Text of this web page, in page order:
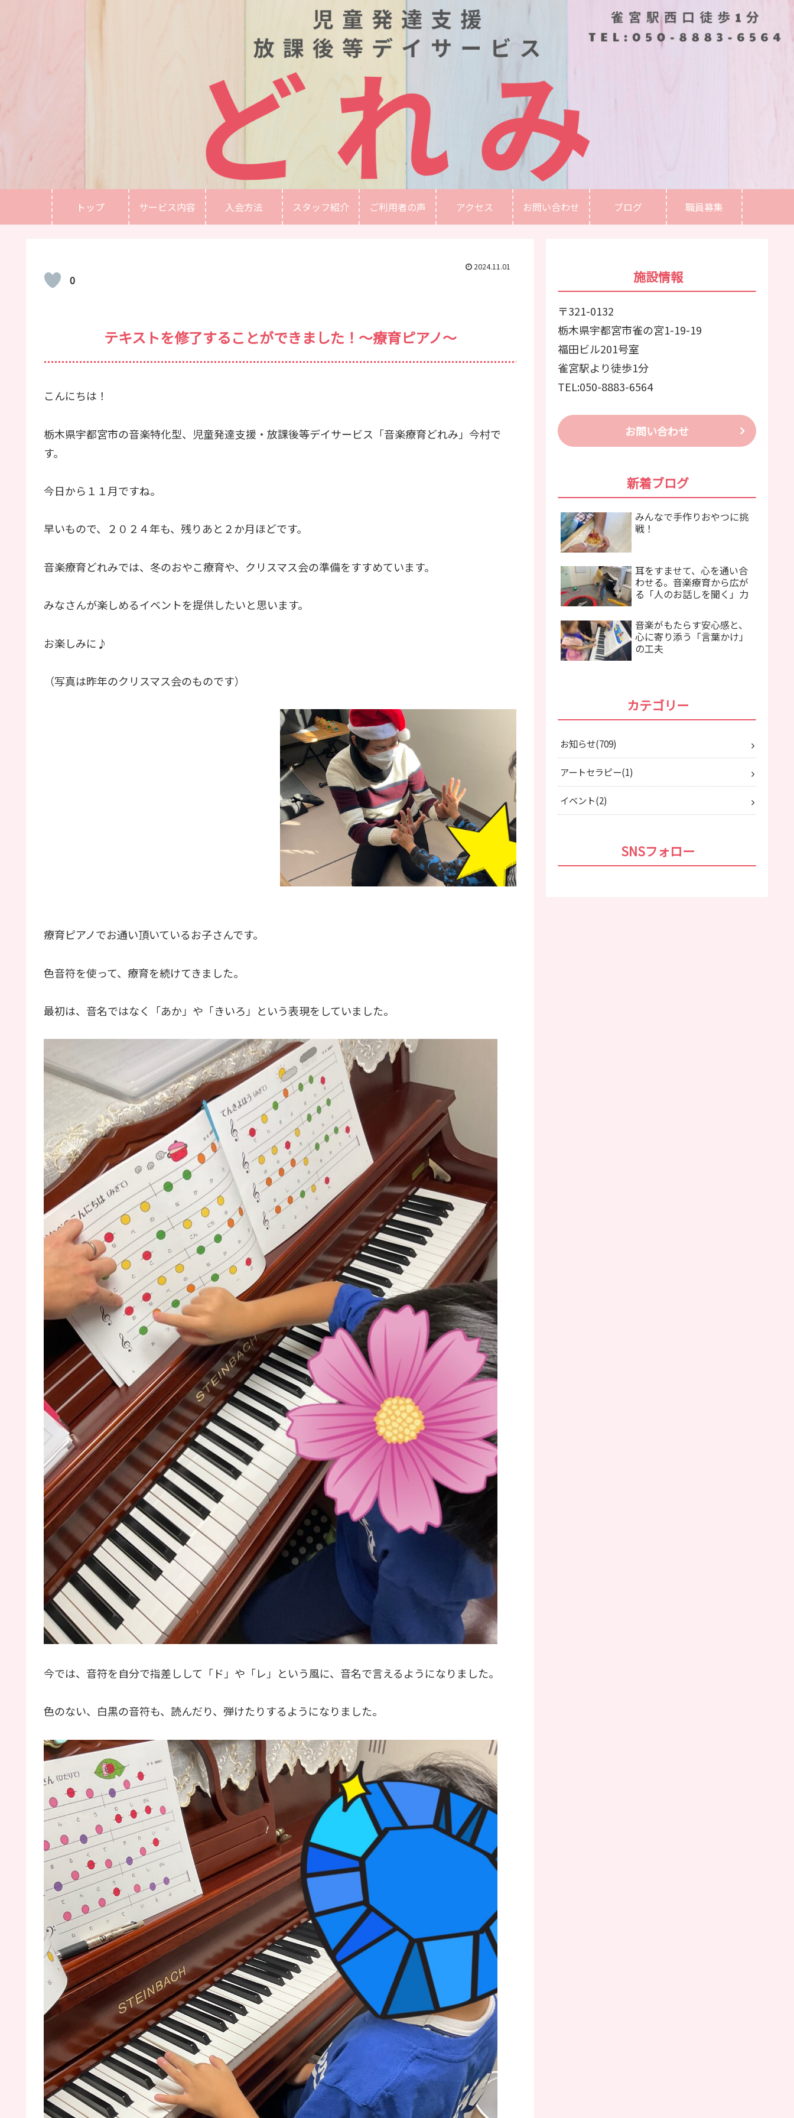
トップ サービス内容 入会方法 スタッフ紹介 ご利用者の声 アクセス お問い合わせ ブログ 職員募集
2024.11.01
0
テキストを修了することができました！～療育ピアノ～
こんにちは！
栃木県宇都宮市の音楽特化型、児童発達支援・放課後等デイサービス「音楽療育どれみ」今村で
す。
今日から１１月ですね。
早いもので、２０２４年も、残りあと２か月ほどです。
音楽療育どれみでは、冬のおやこ療育や、クリスマス会の準備をすすめています。
みなさんが楽しめるイベントを提供したいと思います。
お楽しみに♪
（写真は昨年のクリスマス会のものです）
療育ピアノでお通い頂いているお子さんです。
色音符を使って、療育を続けてきました。
最初は、音名ではなく「あか」や「きいろ」という表現をしていました。
今では、音符を自分で指差しして「ド」や「レ」という風に、音名で言えるようになりました。
色のない、白黒の音符も、読んだり、弾けたりするようになりました。
施設情報
〒321-0132
栃木県宇都宮市雀の宮1-19-19
福田ビル201号室
雀宮駅より徒歩1分
TEL:050-8883-6564
お問い合わせ
新着ブログ
みんなで手作りおやつに挑
戦！
耳をすませて、心を通い合
わせる。音楽療育から広が
る「人のお話しを聞く」力
音楽がもたらす安心感と、
心に寄り添う「言葉かけ」
の工夫
カテゴリー
お知らせ 709
アートセラピー 1
イベント 2
SNSフォロー